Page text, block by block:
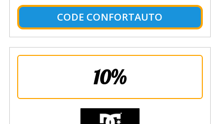
CODE CONFORTAUTO
10%